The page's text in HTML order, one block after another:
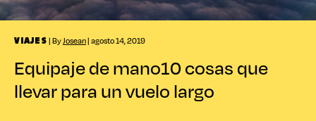
VIAJES | ByJosean| agosto 14, 2019
Equipaje de mano10 cosas que
llevar para un vuelo largo